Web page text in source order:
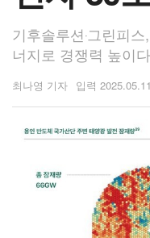
기후솔루션‧그린피
너지로 경쟁력 높이
최나영 기자